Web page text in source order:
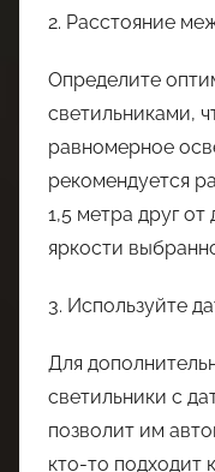
2. Расстояние
Определите
светильниками,
равномерное
рекомендуется
1,5 метра друг
яркости
3. Используйте
Для
светильники с
позволит им
кто-то подходит